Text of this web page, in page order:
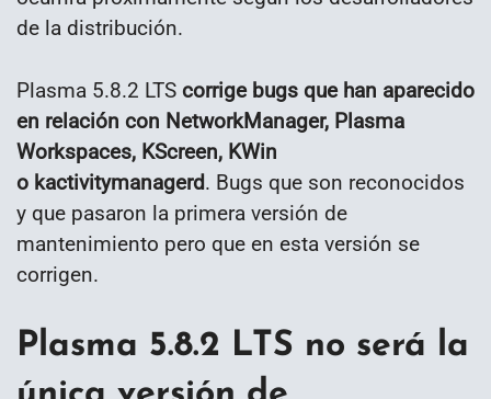
de la distribución.
Plasma 5.8.2 LTS corrige bugs que han aparecido
en relación con NetworkManager, Plasma
Workspaces, KScreen, KWin
o kactivitymanagerd. Bugs que son reconocidos
y que pasaron la primera versión de
mantenimiento pero que en esta versión se
corrigen.
Plasma 5.8.2 LTS no será la